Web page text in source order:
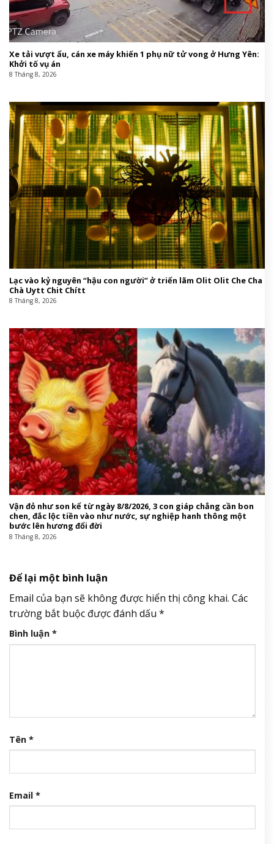
Xe tải vượt ẩu, cán xe máy khiến 1 phụ nữ tử vong ở Hưng Yên:
Khởi tố vụ án
8 Tháng 8, 2026
Lạc vào kỷ nguyên “hậu con người” ở triển lãm Olit Olit Che Cha
Chà Uytt Chit Chítt
8 Tháng 8, 2026
Vận đỏ như son kể từ ngày 8/8/2026, 3 con giáp chẳng cần bon
chen, đắc lộc tiền vào như nước, sự nghiệp hanh thông một
bước lên hương đổi đời
8 Tháng 8, 2026
Để lại một bình luận
Email của bạn sẽ không được hiển thị công khai. Các
trường bắt buộc được đánh dấu *
Bình luận *
Tên *
Email *